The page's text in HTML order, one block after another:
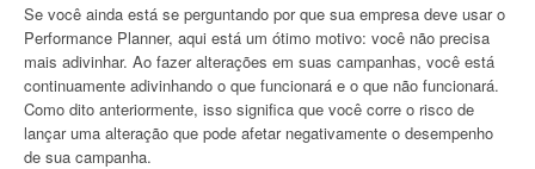
Se você ainda está se perguntando por que sua empresa deve usar o
Performance Planner, aqui está um ótimo motivo: você não precisa
mais adivinhar. Ao fazer alterações em suas campanhas, você está
continuamente adivinhando o que funcionará e o que não funcionará.
Como dito anteriormente, isso significa que você corre o risco de
lançar uma alteração que pode afetar negativamente o desempenho
de sua campanha.